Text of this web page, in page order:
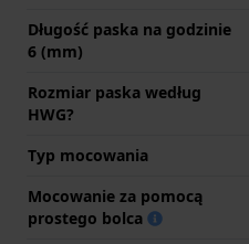
Długość paska na godzinie
6 (mm)
Rozmiar paska według
HWG?
Typ mocowania
Mocowanie za pomocą
prostego bolca